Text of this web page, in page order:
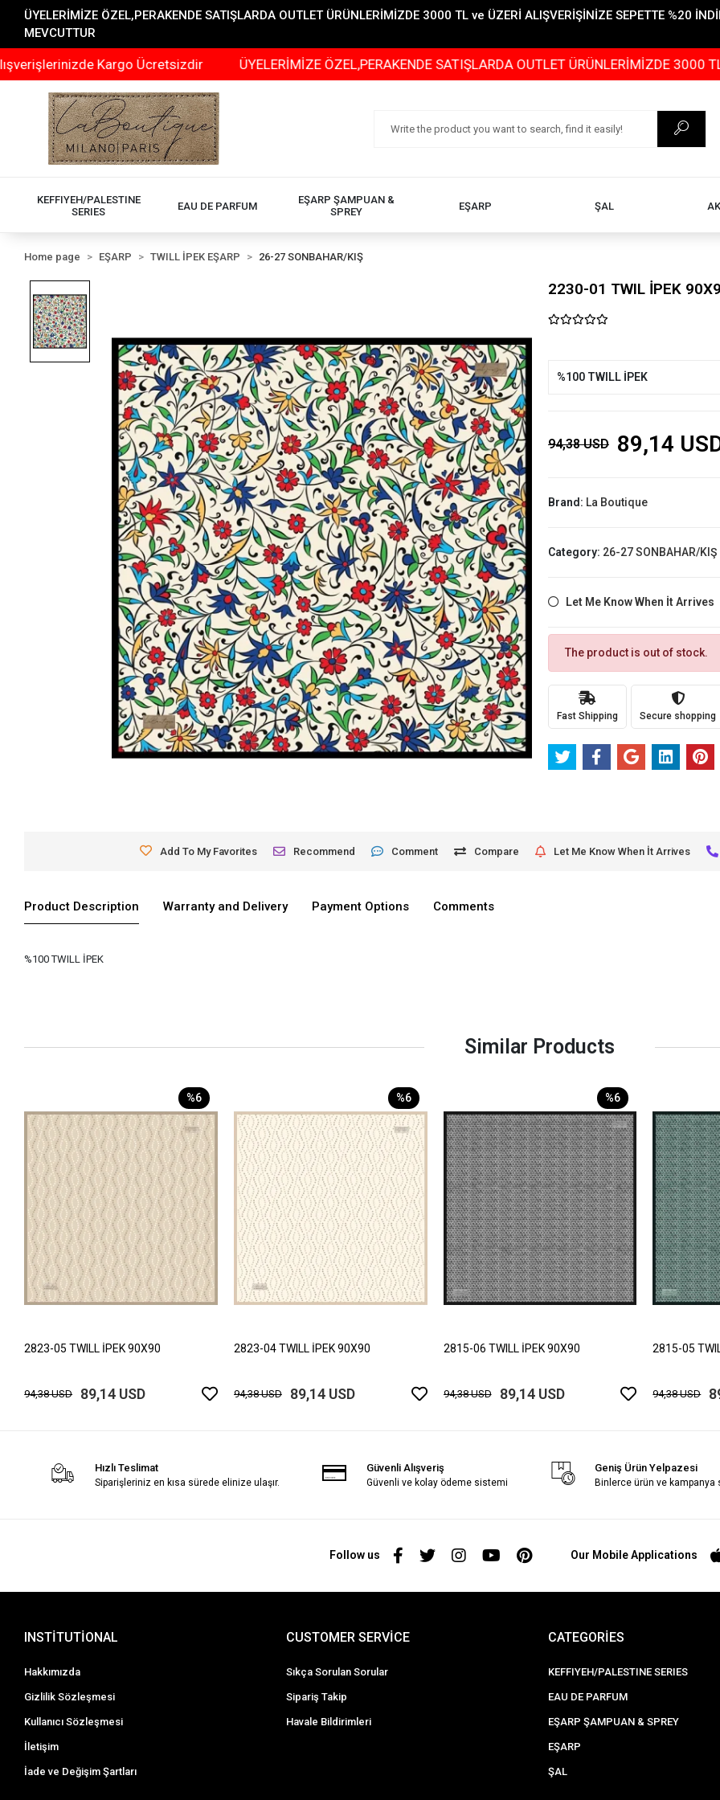
ÜYELERİMİZE ÖZEL,PERAKENDE SATIŞLARDA OUTLET ÜRÜNLERİMİZDE 3000 TL ve ÜZERİ ALIŞVERİŞİNİZE SEPETTE %20
MEVCUTTUR
Kargo Ücretsizdir ÜYELERİMİZE ÖZEL,PERAKENDE SATIŞLARDA OUTLET ÜRÜNLERİMİZDE 3000 TL ve
KEFFIYEH/PALESTINE
SERIES
EAU DE PARFUM
EŞARP ŞAMPUAN &
SPREY
EŞARP ŞAL
Home page EŞARP TWILL İPEK EŞARP 26-27 SONBAHAR/KIŞ
2230-01 TWIL İPEK
%100 TWILL İPEK
94,38 USD 89,14
Brand: La Boutique
Category: 26-27 SONBAHAR/KIŞ
Let Me Know When İt Arrives
The product is out of stock.
Fast Shipping Secure shopping
Add To My Favorites Recommend Comment Compare Let Me Know When İt Arrives
Product Description Warranty and Delivery Payment Options Comments
%100 TWILL İPEK
Similar Products
%6
2823-05 TWILL İPEK 90X90
94,38 USD 89,14 USD
%6
2823-04 TWILL İPEK 90X90
94,38 USD 89,14 USD
%6
2815-06 TWILL İPEK 90X90
94,38 USD 89,14 USD
2815-05
94,38 USD
Hızlı Teslimat
Siparişleriniz en kısa sürede elinize ulaşır.
Güvenli Alışveriş
Güvenli ve kolay ödeme sistemi
Geniş Ürün Yelpazesi
Binlerce ürün ve kampanya
Follow us Our Mobile Applications
INSTİTUTİONAL
Hakkımızda
Gizlilik Sözleşmesi
Kullanıcı Sözleşmesi
İletişim
İade ve Değişim Şartları
CUSTOMER SERVİCE
Sıkça Sorulan Sorular
Sipariş Takip
Havale Bildirimleri
CATEGORİES
KEFFIYEH/PALESTINE SERIES
EAU DE PARFUM
EŞARP ŞAMPUAN & SPREY
EŞARP
ŞAL